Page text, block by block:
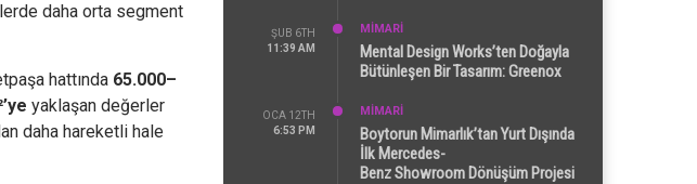
daha orta segment
hattında 65.000–
yaklaşan değerler
daha hareketli hale
ŞUB 6TH
11:39 AM
MİMARİ
Mental Design Works’ten Doğayla
Bütünleşen Bir Tasarım: Greenox
OCA 12TH
6:53 PM
MİMARİ
Boytorun Mimarlık’tan Yurt Dışında
İlk Mercedes-
Benz Showroom Dönüşüm Projesi